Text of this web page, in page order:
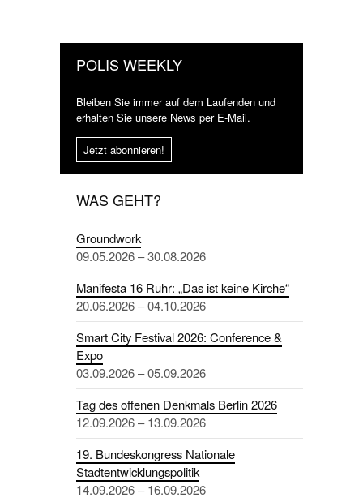
POLIS WEEKLY
Bleiben Sie immer auf dem Laufenden und
erhalten Sie unsere News per E-Mail.
Jetzt abonnieren!
WAS GEHT?
Groundwork
09.05.2026 – 30.08.2026
Manifesta 16 Ruhr: „Das ist keine Kirche“
20.06.2026 – 04.10.2026
Smart City Festival 2026: Conference &
Expo
03.09.2026 – 05.09.2026
Tag des offenen Denkmals Berlin 2026
12.09.2026 – 13.09.2026
19. Bundeskongress Nationale
Stadtentwicklungspolitik
14.09.2026 – 16.09.2026